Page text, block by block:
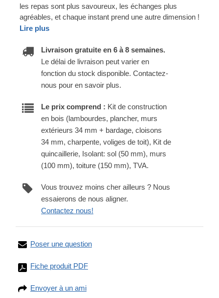
les repas sont plus savoureux, les échanges plus
agréables, et chaque instant prend une autre dimension !
Lire plus
Livraison gratuite en 6 à 8 semaines.
Le délai de livraison peut varier en
fonction du stock disponible. Contactez-
nous pour en savoir plus.
Le prix comprend : Kit de construction
en bois (lambourdes, plancher, murs
extérieurs 34 mm + bardage, cloisons
34 mm, charpente, voliges de toit), Kit de
quincaillerie, Isolant: sol (50 mm), murs
(100 mm), toiture (150 mm), TVA.
Vous trouvez moins cher ailleurs ? Nous
essaierons de nous aligner.
Contactez nous!
Poser une question
Fiche produit PDF
Envoyer à un ami